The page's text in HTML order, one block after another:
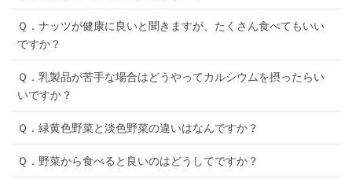
Ｑ．ナッツが健康に良いと聞きますが、たくさん食べてもいい
ですか？
Ｑ．乳製品が苦手な場合はどうやってカルシウムを摂ったらい
いですか？
Ｑ．緑黄色野菜と淡色野菜の違いはなんですか？
Ｑ．野菜から食べると良いのはどうしてですか？